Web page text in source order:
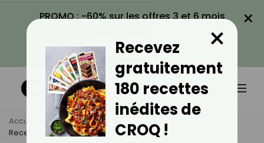
PROMO : -60% sur les offres 3 et 6 mois
VOIR LA PROMO
×
Accueil Actus
Recettes
Recette De Mousse Au Chocolat Au Lait De Coco
Recevez
gratuitement
180 recettes
inédites de
CROQ !
×